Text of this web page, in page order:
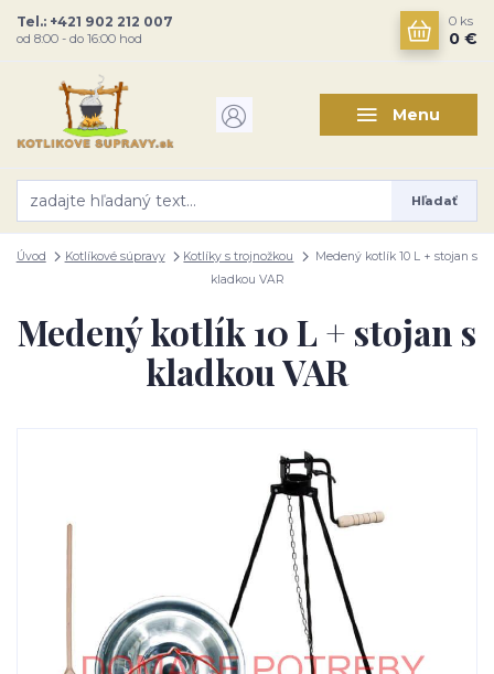
Menu
Hľadať
Tel.: +421 902 212 007
od 8:00 - do 16:00 hod
0 ks
0 €
Úvod Kotlíkové súpravy Kotlíky s trojnožkou
Medený kotlík 10 L + stojan s
kladkou VAR
Medený kotlík 10 L + stojan s
kladkou VAR